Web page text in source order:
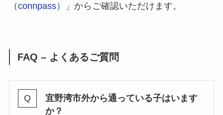
（connpass）
」からご確認いただけます。
FAQ – よくあるご質問
宜野湾市外から通っている子はいます
か？